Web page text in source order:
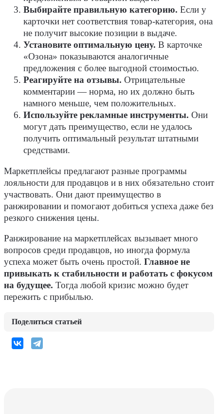
Выбирайте правильную категорию. Если у
карточки нет соответствия товар-категория, она
не получит высокие позиции в выдаче.
Установите оптимальную цену. В карточке
«Озона» показываются аналогичные
предложения с более выгодной стоимостью.
Реагируйте на отзывы. Отрицательные
комментарии — норма, но их должно быть
намного меньше, чем положительных.
Используйте рекламные инструменты. Они
могут дать преимущество, если не удалось
получить оптимальный результат штатными
средствами.
Маркетплейсы предлагают разные программы
лояльности для продавцов и в них обязательно стоит
участвовать. Они дают преимущество в
ранжировании и помогают добиться успеха даже без
резкого снижения цены.
Ранжирование на маркетплейсах вызывает много
вопросов среди продавцов, но иногда формула
успеха может быть очень простой. Главное не
привыкать к стабильности и работать с фокусом
на будущее. Тогда любой кризис можно будет
пережить с прибылью.
Поделиться статьей